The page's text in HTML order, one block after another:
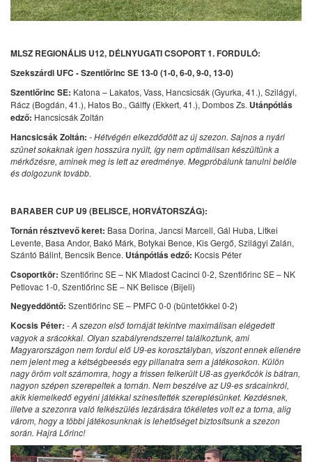
MLSZ REGIONÁLIS U12, DÉLNYUGATI CSOPORT 1. FORDULÓ:
Szekszárdi UFC - Szentlőrinc SE 13-0 (1-0, 6-0, 9-0, 13-0)
Szentlőrinc SE: Katona – Lakatos, Vass, Hancsicsák (Gyurka, 41.), Szilágyi,
Rácz (Bogdán, 41.), Hatos Bo., Gálffy (Ekkert, 41.), Dombos Zs. Utánpótlás
edző: Hancsicsák Zoltán
Hancsicsák Zoltán: - Hétvégén elkezdődött az új szezon. Sajnos a nyári
szünet sokaknak igen hosszúra nyúlt, így nem optimálisan készültünk a
mérkőzésre, aminek meg is lett az eredménye. Megpróbálunk tanulni belőle
és dolgozunk tovább.
BARABER CUP U9 (BELISCE, HORVÁTORSZÁG):
Tornán résztvevő keret: Basa Dorina, Jancsi Marcell, Gál Huba, Litkei
Levente, Basa Andor, Bakó Márk, Botykai Bence, Kis Gergő, Szilágyi Zalán,
Szántó Bálint, Bencsik Bence. Utánpótlás edző: Kocsis Péter
Csoportkör: Szentlőrinc SE – NK Mladost Cacinci 0-2, Szentlőrinc SE – NK
Petlovac 1-0, Szentlőrinc SE – NK Belisce (Bijeli)
Negyeddöntő: Szentlőrinc SE – PMFC 0-0 (büntetőkkel 0-2)
Kocsis Péter: -A szezon első tornáját tekintve maximálisan elégedett
vagyok a srácokkal. Olyan szabályrendszerrel találkoztunk, ami
Magyarországon nem fordul elő U9-es korosztályban, viszont ennek ellenére
nem jelent meg a kétségbeesés egy pillanatra sem a játékosokon. Külön
nagy öröm volt számomra, hogy a frissen felkerült U8-as gyerkőcök is bátran,
nagyon szépen szerepeltek a tornán. Nem beszélve az U9-es srácainkról,
akik kiemelkedő egyéni játékkal színesítették szereplésünket. Kezdésnek,
illetve a szezonra való felkészülés lezárására tökéletes volt ez a torna, alig
várom, hogy a többi játékosunknak is lehetőséget biztosítsunk a szezon
során. Hajrá Lőrinc!